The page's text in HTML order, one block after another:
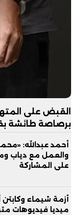
القبض على
برصاصة طائشة
أحمد عبدالله:
والعمل مع دياب
على المشاركة
أزمة شيماء
ميديا فيديوهات